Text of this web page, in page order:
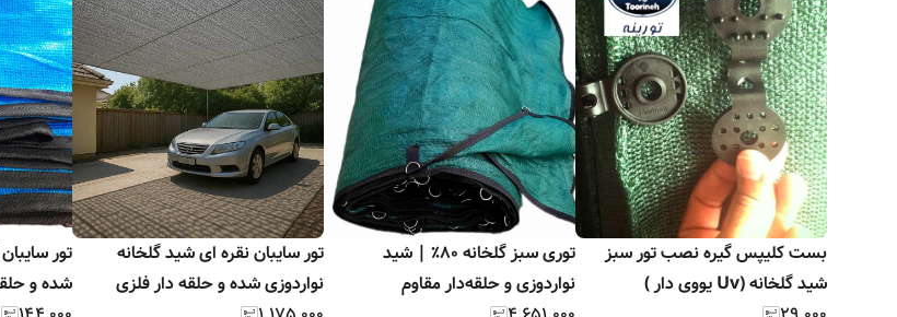
بست کلیپس گیره نصب تور سبز
شید گلخانه (Uv یووی دار )
توری سبز گلخانه ۸۰٪ | شید
نواردوزی و حلقه‌دار مقاوم
تور سایبان نقره ای شید گلخانه
نواردوزی شده و حلقه دار فلزی
شده و